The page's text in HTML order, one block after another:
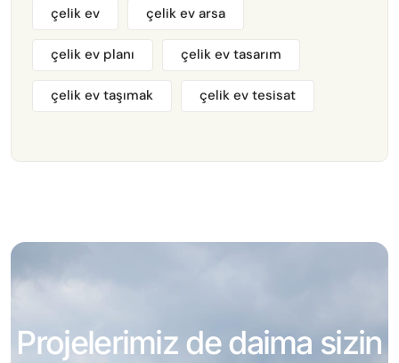
çelik ev çelik ev arsa
çelik ev planı çelik ev tasarım
çelik ev taşımak çelik ev tesisat
Projelerimiz de daima sizin